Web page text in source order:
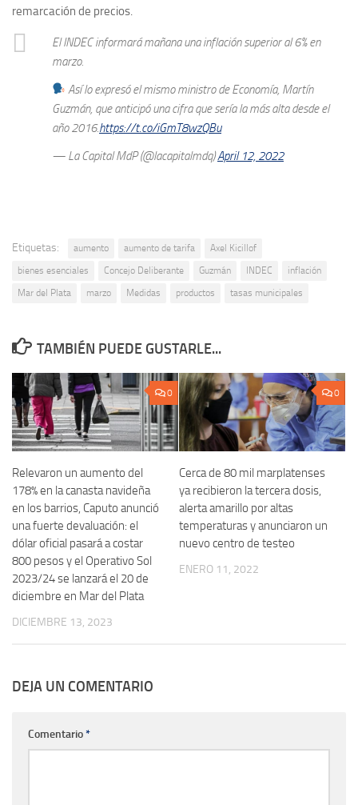
remarcación de precios.
El INDEC informará mañana una inflación superior al 6% en
marzo.
Así lo expresó el mismo ministro de Economía, Martín
Guzmán, que anticipó una cifra que sería la más alta desde el
año 2016.https://t.co/iGmT8wzQBu
— La Capital MdP (@lacapitalmdq)April 12, 2022
Etiquetas: aumento aumento de tarifa
Axel Kicillof
bienes esenciales
Concejo Deliberante Guzmán INDEC
inflación
Mar del Plata
marzo Medidas productos tasas municipales
TAMBIÉN PUEDE GUSTARLE...
0
Relevaron un aumento del
178% en la canasta navideña
en los barrios, Caputo anunció
una fuerte devaluación: el
dólar oficial pasará a costar
800 pesos y el Operativo Sol
2023/24 se lanzará el 20 de
diciembre en Mar del Plata
DICIEMBRE 13, 2023
0
Cerca de 80 mil marplatenses
ya recibieron la tercera dosis,
alerta amarillo por altas
temperaturas y anunciaron un
nuevo centro de testeo
ENERO 11, 2022
DEJA UN COMENTARIO
Comentario*